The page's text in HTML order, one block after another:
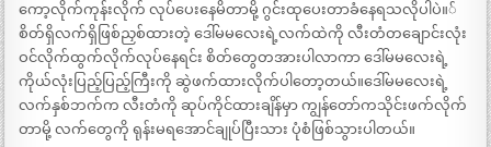
ကော့လိုက်ကုန်းလိုက် လုပ်ပေးနေမိတာမို့ ဂွင်းထုပေးတာခံနေရသလိုပါပဲ။်
စိတ်ရှိလက်ရှိဖြစ်ညှစ်ထားတဲ့ ဒေါ်မမလေးရဲ့လက်ထဲကို လီးတံတချောင်းလုံး
ဝင်လိုက်ထွက်လိုက်လုပ်နေရင်း စိတ်တွေတအားပါလာကာ ဒေါ်မမလေးရဲ့
ကိုယ်လုံးပြည့်ပြည့်ကြီးကို ဆွဲဖက်ထားလိုက်ပါတော့တယ်။ဒေါ်မမလေးရဲ့
လက်နှစ်ဘက်က လီးတံကို ဆုပ်ကိုင်ထားချိန်မှာ ကျွန်တော်ကသိုင်းဖက်လိုက်
တာမို့ လက်တွေကို ရုန်းမရအောင်ချုပ်ပြီးသား ပုံစံဖြစ်သွားပါတယ်။